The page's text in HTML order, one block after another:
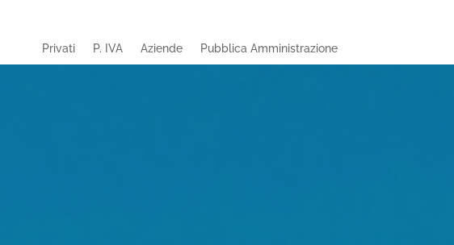
Privati P. IVA Aziende Pubblica Amministrazione